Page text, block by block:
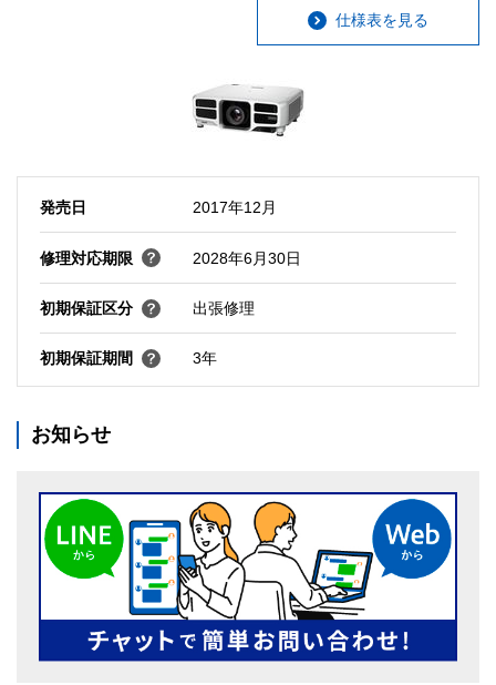
仕様表を見る
発売日 2017年12月
修理対応期限 2028年6月30日
初期保証区分 出張修理
初期保証期間 3年
お知らせ